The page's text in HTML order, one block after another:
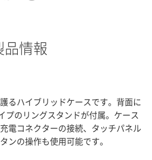
品情報
るハイブリッドケースです。背面に
プのリングスタンドが付属。ケース
電コネクターの接続、タッチパネル
ンの操作も使用可能です。